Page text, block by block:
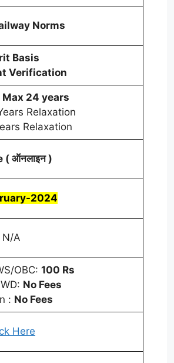
Norms
Basis
Verification
Max 24 years
Relaxation
Relaxation
( ऑनलाइन )
2024
N/A
OBC: 100 Rs
No Fees
: No Fees
Here